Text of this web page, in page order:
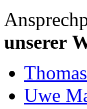
unserer
Uwe